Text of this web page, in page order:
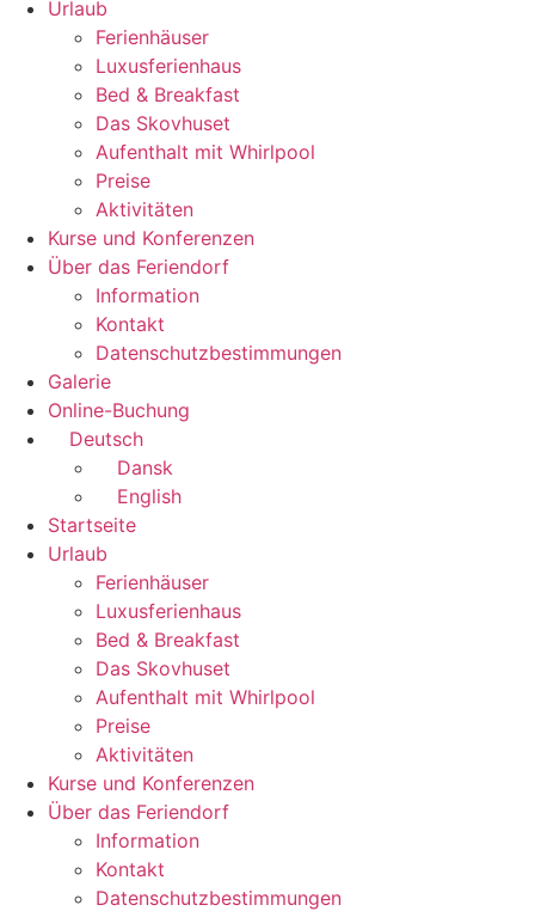
Urlaub
Ferienhäuser
Luxusferienhaus
Bed & Breakfast
Das Skovhuset
Aufenthalt mit Whirlpool
Preise
Aktivitäten
Kurse und Konferenzen
Über das Feriendorf
Information
Kontakt
Datenschutzbestimmungen
Galerie
Online-Buchung
Deutsch
Dansk
English
Startseite
Urlaub
Ferienhäuser
Luxusferienhaus
Bed & Breakfast
Das Skovhuset
Aufenthalt mit Whirlpool
Preise
Aktivitäten
Kurse und Konferenzen
Über das Feriendorf
Information
Kontakt
Datenschutzbestimmungen